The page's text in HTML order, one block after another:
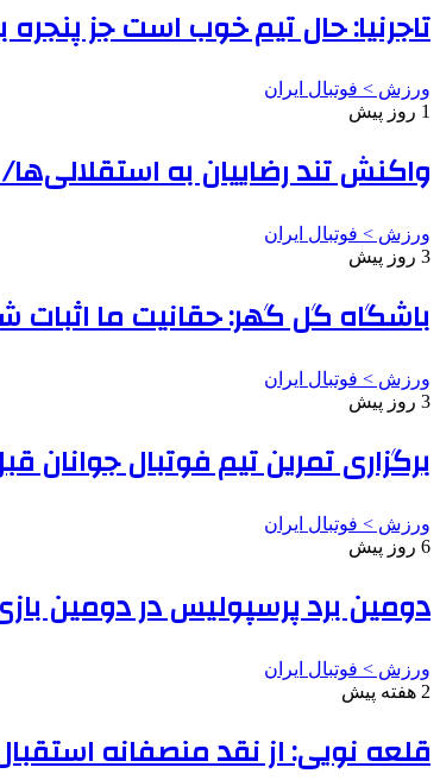
تاجرنیا: حال تیم خوب است جز
ورزش > فوتبال ایران
1 روز پیش
واکنش تند رضاییان به
ورزش > فوتبال ایران
3 روز پیش
باشگاه گل گهر: حقانیت ما اثبات
ورزش > فوتبال ایران
3 روز پیش
برگزاری تمرین تیم فوتبال جوانان
ورزش > فوتبال ایران
6 روز پیش
دومین برد پرسپولیس در دومین
ورزش > فوتبال ایران
2 هفته پیش
قلعه نویی: از نقد منصفانه